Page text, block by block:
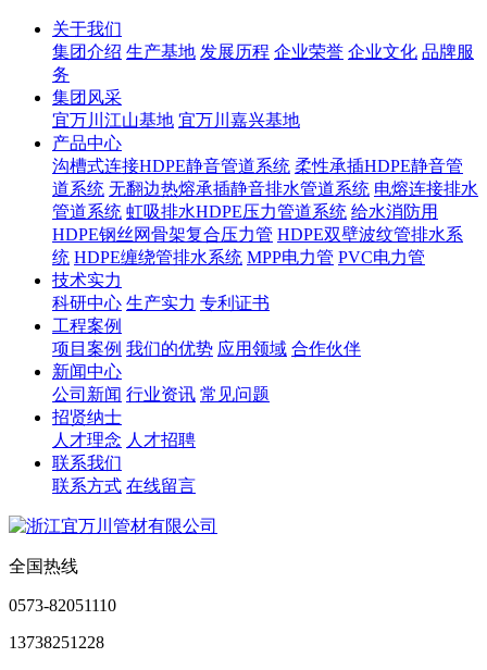
关于我们
集团介绍 生产基地 发展历程 企业荣誉 企业文化 品牌服
务
集团风采
宜万川江山基地 宜万川嘉兴基地
产品中心
沟槽式连接HDPE静音管道系统 柔性承插HDPE静音管
道系统 无翻边热熔承插静音排水管道系统 电熔连接排水
管道系统 虹吸排水HDPE压力管道系统 给水消防用
HDPE钢丝网骨架复合压力管 HDPE双壁波纹管排水系
统 HDPE缠绕管排水系统 MPP电力管 PVC电力管
技术实力
科研中心 生产实力 专利证书
工程案例
项目案例 我们的优势 应用领域 合作伙伴
新闻中心
公司新闻 行业资讯 常见问题
招贤纳士
人才理念 人才招聘
联系我们
联系方式 在线留言
全国热线
0573-82051110
13738251228